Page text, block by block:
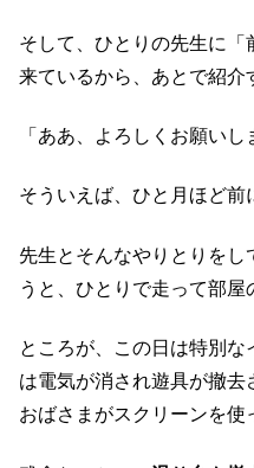
そして、ひとりの先生に
来ているから、あとで紹介
「ああ、よろしくお願いし
そういえば、ひと月ほど
先生とそんなやりとりを
うと、ひとりで走って部屋
ところが、この日は特別
は電気が消され遊具が撤
おばさまがスクリーンを使